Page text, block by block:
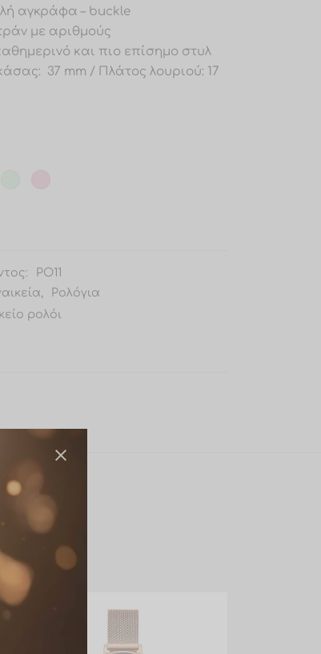
αγκράφα – buckle
με αριθμούς
και πιο επίσημο στυλ
37 mm / Πλάτος λουριού: 17
PO11
,
Ρολόγια
ρολόι